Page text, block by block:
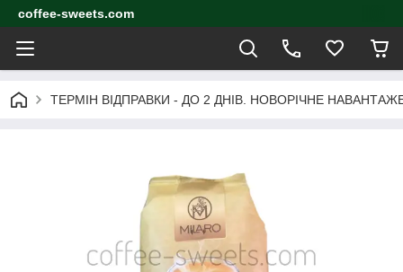
coffee-sweets.com
ТЕРМІН ВІДПРАВКИ - ДО 2 ДНІВ. НОВОРІЧНЕ